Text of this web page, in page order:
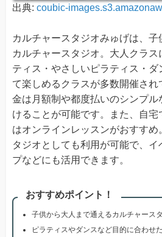
出典: coubic-
カルチャースタジオみゅげは、子
カルチャースタジオ。大人クラス
ティス・やさしいピラティス・
て楽しめるクラスが多数開催さ
金は月額制や都度払いのシンプ
けることが可能です。また、自宅
はオンラインレッスンがおすすめ
タジオとしても利用が可能で、イ
プなどにも活用できます。
おすすめポイント！
子供から大人まで通えるカルチャース
ピラティスやダンスなど目的に合わせ